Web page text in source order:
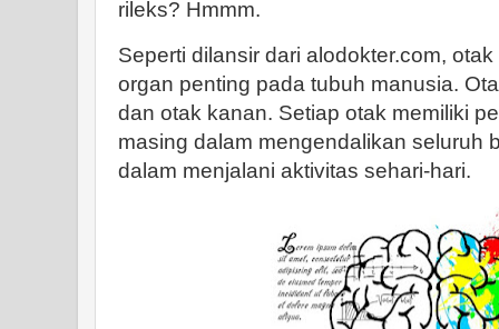
rileks? Hmmm.
Seperti dilansir dari alodokter.com,
organ penting pada tubuh manusia.
dan otak kanan. Setiap otak memiliki
masing dalam mengendalikan seluruh
dalam menjalani aktivitas sehari-hari.